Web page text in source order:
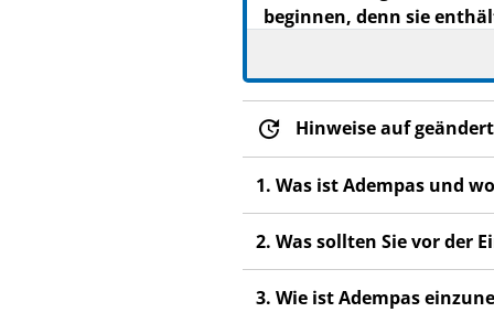
beginnen, denn sie
Heben Sie die
Wenn Sie weitere
Dieses Arzneimittel
anderen Menschen
Wenn Sie
Nebenwirkungen, die
Diese
Wenn Sie dieses
Hinweise auf
1. Was ist Adempas und
2. Was sollten Sie vor der
3. Wie ist Adempas